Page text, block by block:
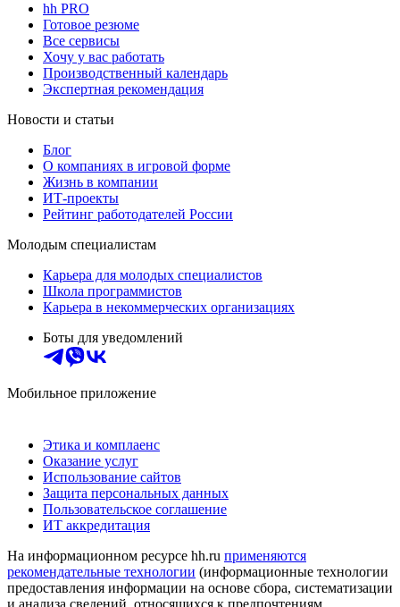
hh PRO
Готовое резюме
Все сервисы
Хочу у вас работать
Производственный календарь
Экспертная рекомендация
Новости и статьи
Блог
О компаниях в игровой форме
Жизнь в компании
ИТ-проекты
Рейтинг работодателей России
Молодым специалистам
Карьера для молодых специалистов
Школа программистов
Карьера в некоммерческих организациях
Боты для уведомлений
Мобильное приложение
Этика и комплаенс
Оказание услуг
Использование сайтов
Защита персональных данных
Пользовательское соглашение
ИТ аккредитация
На информационном ресурсе hh.ru применяются
рекомендательные технологии (информационные технологии
предоставления информации на основе сбора, систематизации